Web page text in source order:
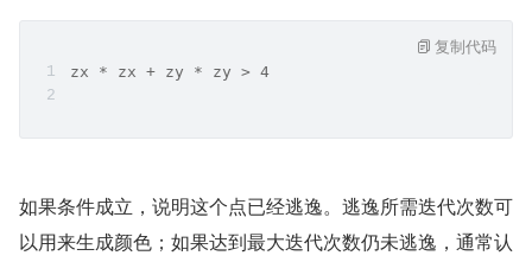
zx * zx + zy * zy > 4
复制代码
如果条件成立，说明这个点已经逃逸。逃逸所需迭代次数可
以用来生成颜色；如果达到最大迭代次数仍未逃逸，通常认